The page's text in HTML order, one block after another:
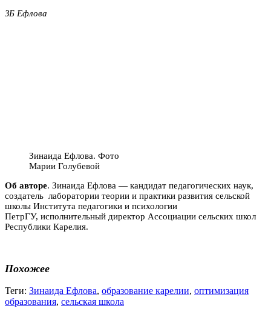
ЗБ Ефлова
Зинаида Ефлова. Фото
Марии Голубевой
Об авторе. Зинаида Ефлова — кандидат педагогических наук,
создатель лаборатории теории и практики развития сельской
школы Института педагогики и психологии
ПетрГУ, исполнительный директор Ассоциации сельских школ
Республики Карелия.
Похожее
Теги: Зинаида Ефлова, образование карелии, оптимизация
образования, сельская школа